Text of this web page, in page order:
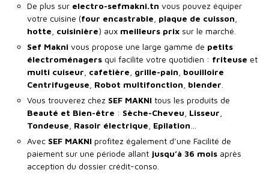
De plus sur electro-sefmakni.tn vous pouvez équiper
votre cuisine (four encastrable plaque de cuisson
hotte cuisinière) aux meilleurs prix sur le marché.
Sef Makni vous propose une large gamme de petits
électroménagers qui facilite votre quotidien : friteuse et
multi cuiseur cafetière grille-pain bouilloire
Centrifugeuse Robot multifonction blender
Vous trouverez chez SEF MAKNI tous les produits de
Beauté et Bien-être : Sèche-Cheveu Lisseur
Tondeuse Rasoir électrique Epilation
Avec SEF MAKNI profitez également d’une Facilité de
paiement sur une période allant jusqu’à 36 mois après
acception du dossier crédit-conso.